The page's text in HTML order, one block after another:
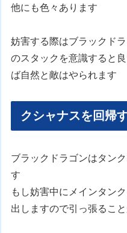
他にも色々あります
妨害する際はブラックド
のスタックを意識すると
ば自然と敵はやられます
クシャナスを回帰
ブラックドラゴンはタン
す
もし妨害中にメインタン
出しますので引っ張るこ